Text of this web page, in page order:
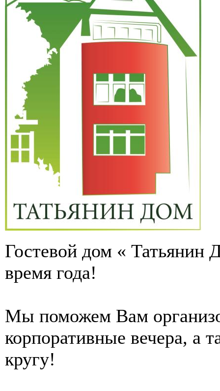
Гостевой дом « Татьянин
время года!
Мы поможем Вам
корпоративные вечера, а
кругу!